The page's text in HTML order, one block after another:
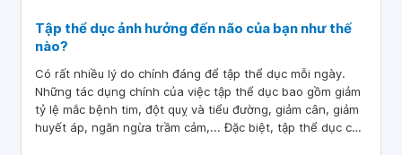
Tập thể dục ảnh hưởng đến não của bạn như thế
nào?
Có rất nhiều lý do chính đáng để tập thể dục mỗi ngày.
Những tác dụng chính của việc tập thể dục bao gồm giảm
tỷ lệ mắc bệnh tim, đột quỵ và tiểu đường, giảm cân, giảm
huyết áp, ngăn ngừa trầm cảm,... Đặc biệt, tập thể dục còn